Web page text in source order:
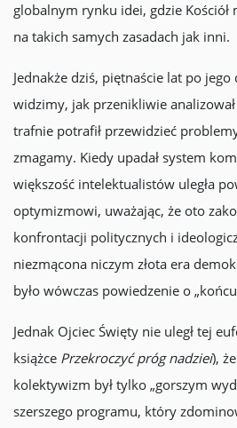
globalnym rynku idei, gdzie Kościół
na takich samych zasadach jak inni.
Jednakże dziś, piętnaście lat po
widzimy, jak przenikliwie
trafnie potrafił przewidzieć
zmagamy. Kiedy upadał system
większość intelektualistów uległa
optymizmowi, uważając, że oto
konfrontacji politycznych i
niezmącona niczym złota era
było wówczas powiedzenie o
Jednak Ojciec Święty nie uległ tej
książce Przekroczyć próg nadziei),
kolektywizm był tylko „gorszym
szerszego programu, który